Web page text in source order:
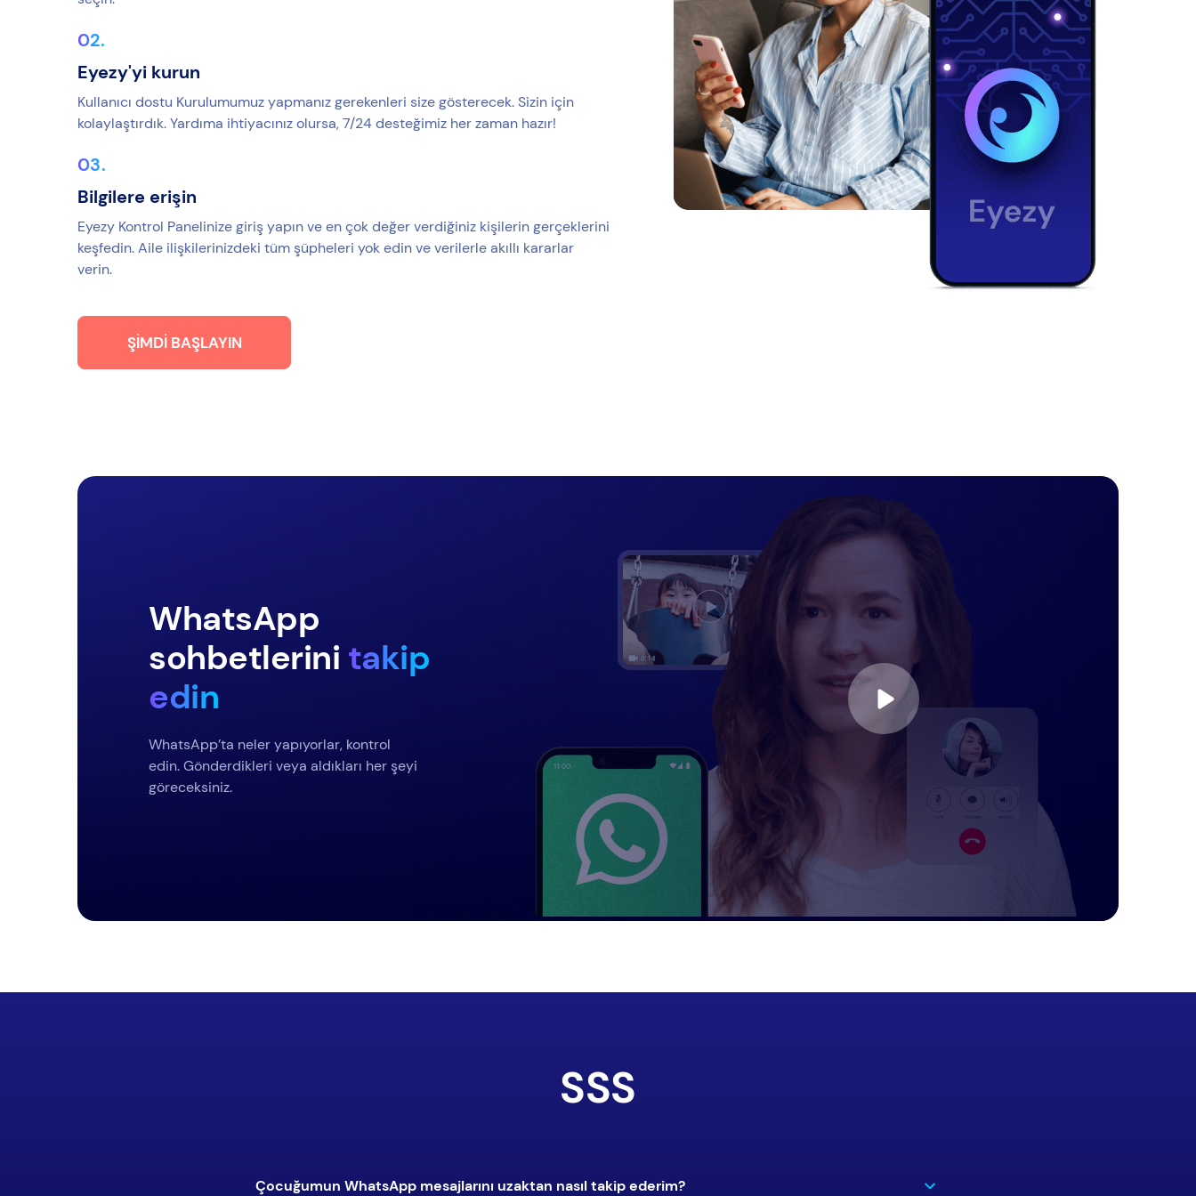
Eyezy'yi kurun
Kullanıcı dostu Kurulumumuz yapmanız gerekenleri size gösterecek. Sizin için
kolaylaştırdık. Yardıma ihtiyacınız olursa, 7/24 desteğimiz her zaman hazır!
Bilgilere erişin
Eyezy Kontrol Panelinize giriş yapın ve en çok değer verdiğiniz kişilerin gerçeklerini
keşfedin. Aile ilişkilerinizdeki tüm şüpheleri yok edin ve verilerle akıllı kararlar
verin.
ŞIMDI BAŞLAYIN
WhatsApp
sohbetlerini takip
edin
WhatsApp’ta neler yapıyorlar, kontrol
edin. Gönderdikleri veya aldıkları her şeyi
göreceksiniz.
SSS
Çocuğumun WhatsApp mesajlarını uzaktan nasıl takip ederim?